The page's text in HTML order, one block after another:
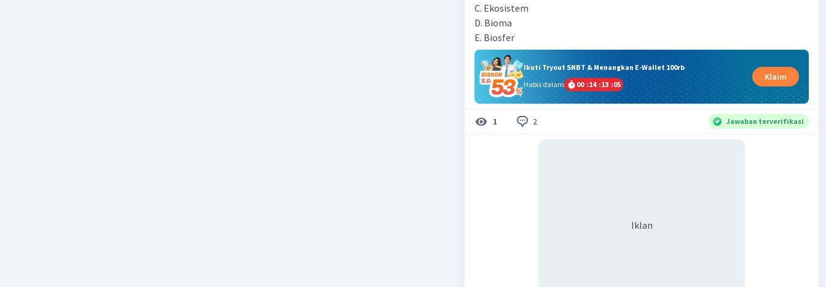
C. Ekosistem
D. Bioma
E. Biosfer
Ikuti Tryout SNBT & Menangkan E-Wallet 100rb
Habis dalam
00 :14 :13 :04
Klaim
1 2 Jawaban terverifikasi
Iklan